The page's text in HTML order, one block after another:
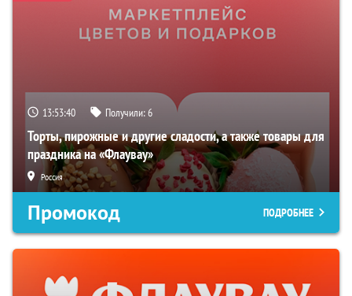
13:53:38 Получили:6
Торты, пирожные и другие сладости, а также товары для
праздника на «Флаувау»
Россия
Промокод ПОДРОБНЕЕ